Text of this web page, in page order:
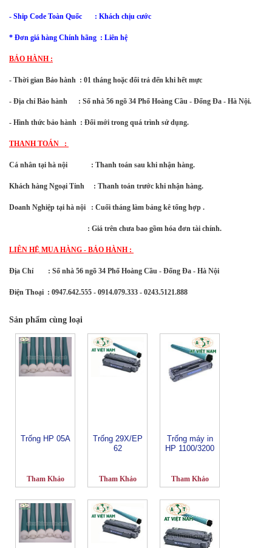
- Ship Code Toàn Quốc : Khách chịu cước
* Đơn giá hàng Chính hãng : Liên hệ
BẢO HÀNH :
- Thời gian Bảo hành : 01 tháng hoặc đổi trả đến khi hết mực
- Địa chỉ Bảo hành : Số nhà 56 ngõ 34 Phố Hoàng Cầu - Đống Đa - Hà Nội.
- Hình thức bảo hành : Đổi mới trong quá trình sử dụng.
THANH TOÁN :
Cá nhân tại hà nội : Thanh toán sau khi nhận hàng.
Khách hàng Ngoại Tỉnh : Thanh toán trước khi nhận hàng.
Doanh Nghiệp tại hà nội : Cuối tháng làm bảng kê tổng hợp .
: Giá trên chưa bao gồm hóa đơn tài chính.
LIÊN HỆ MUA HÀNG - BẢO HÀNH :
Địa Chỉ : Số nhà 56 ngõ 34 Phố Hoàng Cầu - Đống Đa - Hà Nội
Điện Thoại : 0947.642.555 - 0914.079.333 - 0243.5121.888
Sản phẩm cùng loại
Trống HP 05A
Tham Khảo
Trống 29X/EP
62
Tham Khảo
Trống máy in
HP 1100/3200
Tham Khảo